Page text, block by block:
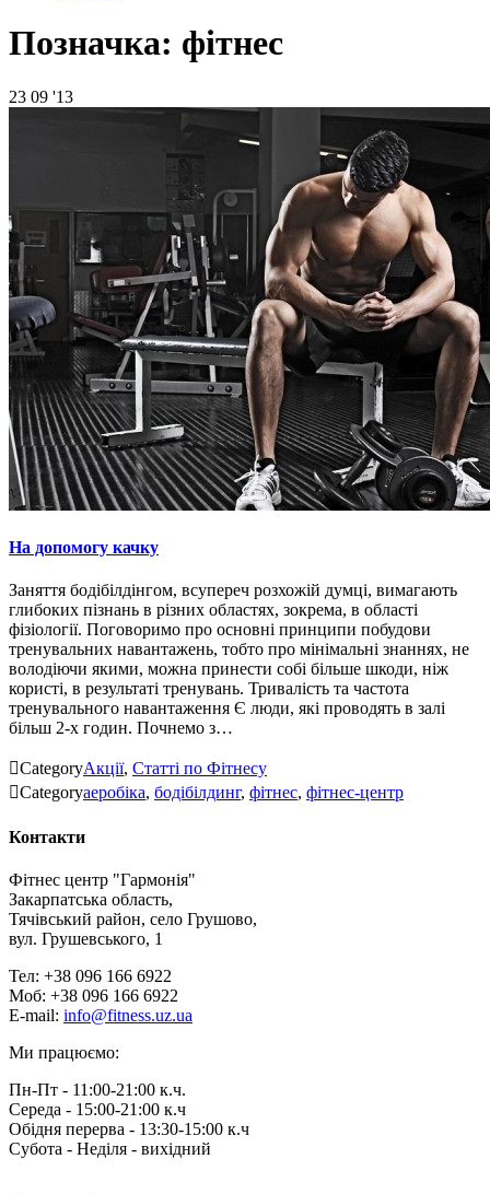
Позначка: фітнес
23 09 '13
На допомогу качку
Заняття бодібілдінгом, всупереч розхожій думці, вимагають
глибоких пізнань в різних областях, зокрема, в області
фізіології. Поговоримо про основні принципи побудови
тренувальних навантажень, тобто про мінімальні знаннях, не
володіючи якими, можна принести собі більше шкоди, ніж
користі, в результаті тренувань. Тривалість та частота
тренувального навантаження Є люди, які проводять в залі
більш 2-х годин. Почнемо з…
CategoryАкції, Статті по Фітнесу
Categoryаеробіка, бодібілдинг, фітнес, фітнес-центр
Контакти
Фітнес центр "Гармонія"
Закарпатська область,
Тячівський район, село Грушово,
вул. Грушевського, 1
Тел: +38 096 166 6922
Моб: +38 096 166 6922
E-mail: info@fitness.uz.ua
Ми працюємо:
Пн-Пт - 11:00-21:00 к.ч.
Середа - 15:00-21:00 к.ч
Обідня перерва - 13:30-15:00 к.ч
Субота - Неділя - вихідний